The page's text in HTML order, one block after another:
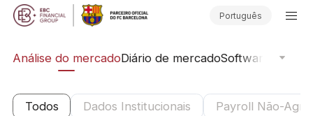
Português
Análise do mercadoDiário de mercadoSoftware de
Todos Dados Institucionais Payroll Não-